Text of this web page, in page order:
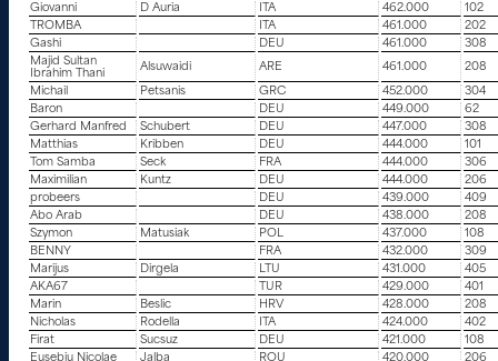
Giovanni
D Auria ITA 462.000
102
TROMBA
ITA 461.000
202
Gashi
DEU 461.000
308
Majid Sultan
Ibrahim Thani
Alsuwaidi ARE 461.000
208
Michail
Petsanis GRC 452.000
304
Baron
DEU 449.000
62
Gerhard Manfred
Schubert DEU 447.000
308
Matthias
Kribben DEU 444.000
101
Tom Samba
Seck FRA 444.000
306
Maximilian
Kuntz DEU 444.000
206
probeers
DEU 439.000
409
Abo Arab
DEU 438.000
208
Szymon
Matusiak POL 437.000
108
BENNY
FRA 432.000
309
Marijus
Dirgela LTU 431.000
405
AKA67
TUR 429.000
401
Marin
Beslic HRV 428.000
208
Nicholas
Rodella ITA 424.000
402
Firat
Sucsuz DEU 421.000
108
Eusebiu Nicolae
Jalba ROU 420.000
206